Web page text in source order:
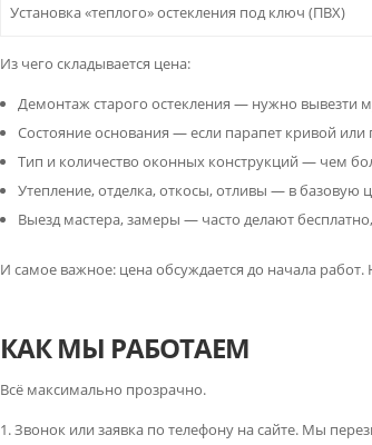
Установка «теплого» остекления под ключ (ПВХ)
Из чего складывается цена:
Демонтаж старого остекления — нужно вывезти
Состояние основания — если парапет кривой
Тип и количество оконных конструкций — чем
Утепление, отделка, откосы, отливы — в базовую
Выезд мастера, замеры — часто делают
И самое важное: цена обсуждается до начала
КАК МЫ РАБОТАЕМ
Всё максимально прозрачно.
Звонок или заявка по телефону на сайте. Мы